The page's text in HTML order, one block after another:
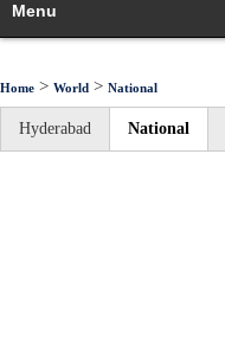
Menu
Home > World > National
Hyderabad National